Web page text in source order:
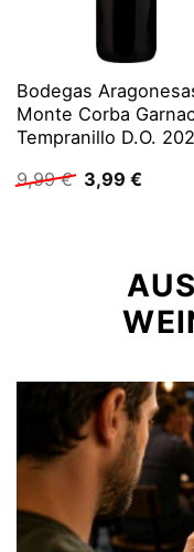
Bodegas
Monte Corba
Tempranillo D.O.
9,99€
Preis
3,99 €